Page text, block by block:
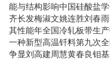
能与结构影响中国硅酸盐
齐长发梅淑文姚连胜刘春
其性能年全国冷轧板带生
一种新型高温钎料第九次
争显刘高建周慧黄春良钼